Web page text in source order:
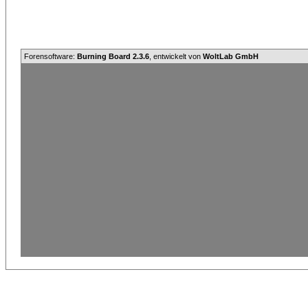
Forensoftware: Burning Board 2.3.6 , entwickelt von WoltLab GmbH